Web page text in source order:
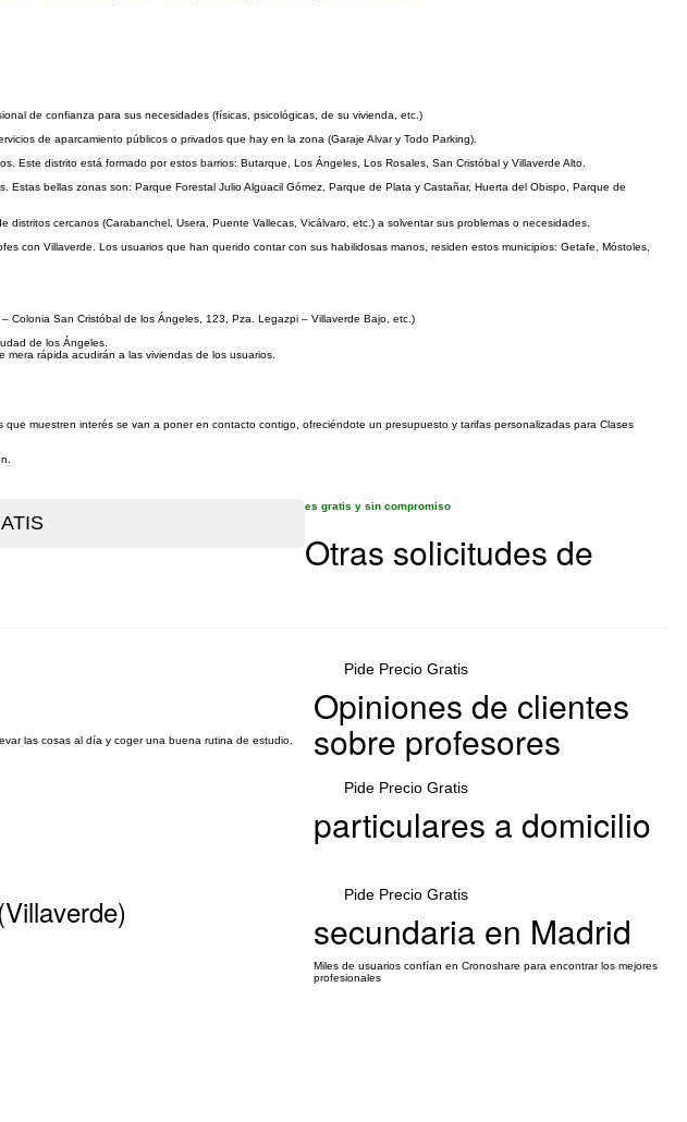
de confianza para sus necesidades (físicas, psicológicas, de su vivienda, etc.)
de aparcamiento públicos o privados que hay en la zona (Garaje Alvar y Todo Parking).
Este distrito está formado por estos barrios: Butarque, Los Ángeles, Los Rosales, San Cristóbal y Villaverde Alto.
bellas zonas son: Parque Forestal Julio Alguacil Gómez, Parque de Plata y Castañar, Huerta del Obispo, Parque de
cercanos (Carabanchel, Usera, Puente Vallecas, Vicálvaro, etc.) a solventar sus problemas o necesidades.
con Villaverde. Los usuarios que han querido contar con sus habilidosas manos, residen estos municipios: Getafe, Móstoles,
Colonia San Cristóbal de los Ángeles, 123, Pza. Legazpi – Villaverde Bajo, etc.)
de los Ángeles.
rápida acudirán a las viviendas de los usuarios.
muestren interés se van a poner en contacto contigo, ofreciéndote un presupuesto y tarifas personalizadas para Clases
es gratis y sin compromiso
Otras solicitudes de
las cosas al día y coger una buena rutina de estudio,
Pide Precio Gratis
Pide Precio Gratis
Pide Precio Gratis
Opiniones de clientes
sobre profesores
particulares a domicilio
secundaria en Madrid
Miles de usuarios confían en Cronoshare para encontrar los mejores
profesionales